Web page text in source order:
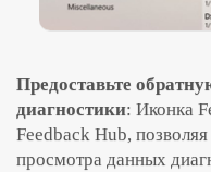
Предоставьте
диагностики: Иконка
Feedback Hub,
просмотра данных